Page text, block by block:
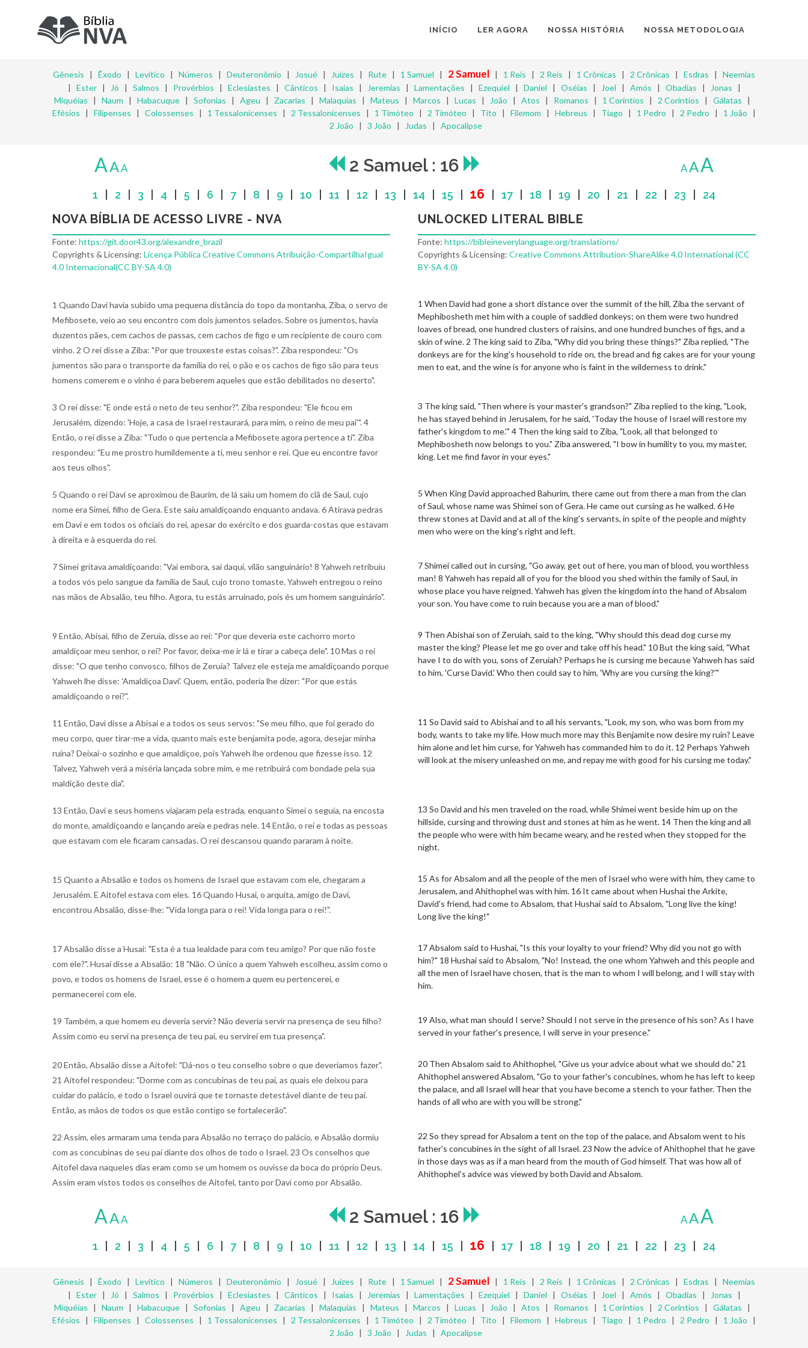
INÍCIO LER AGORA NOSSA HISTÓRIA NOSSA METODOLOGIA
Gênesis | Êxodo | Levítico | Números | Deuteronômio | Josué | Juízes | Rute | 1 Samuel | 2 Samuel | 1 Reis | 2 Reis | 1 Crônicas | 2 Crônicas | Esdras | Neemias
| Ester| Jó | Salmos | Provérbios | Eclesiastes | Cânticos | Isaías | Jeremias | Lamentações | Ezequiel | Daniel | Oséias | Joel | Amós | Obadias | Jonas |
Miquéias | Naum | Habacuque | Sofonias | Ageu | Zacarias | Malaquias | Mateus | Marcos | Lucas | João | Atos | Romanos | 1 Coríntios | 2 Coríntios | Gálatas |
Efésios | Filipenses | Colossenses | 1 Tessalonicenses | 2 Tessalonicenses | 1 Timóteo | 2 Timóteo | Tito | Filemom | Hebreus | Tiago | 1 Pedro | 2 Pedro | 1 João |
2 João | 3 João | Judas | Apocalipse
AAA 2 Samuel : 16 AAA
1 2 3 4 5 6 7| 8 9 10 11 12 13 14 15 16 17| 18 19 20 21 22 23 24
NOVA BÍBLIA DE ACESSO LIVRE - NVA
Fonte: https://git.door43.org/alexandre_brazil
Copyrights & Licensing: Licença Pública Creative Commons Atribuição-CompartilhaIgual
4.0 Internacional(CC BY-SA 4.0)
UNLOCKED LITERAL BIBLE
Fonte:https://bibleineverylanguage.org/translations/
Copyrights & Licensing:Creative Commons Attribution-ShareAlike 4.0 International (CC
BY-SA 4.0)
1 Quando Davi havia subido uma pequena distância do topo da montanha, Ziba, o servo de
Mefibosete, veio ao seu encontro com dois jumentos selados. Sobre os jumentos, havia
duzentos pães, cem cachos de passas, cem cachos de figo e um recipiente de couro com
vinho. 2 O rei disse a Ziba: "Por que trouxeste estas coisas?". Ziba respondeu: "Os
jumentos são para o transporte da família do rei, o pão e os cachos de figo são para teus
homens comerem e o vinho é para beberem aqueles que estão debilitados no deserto".
1 When David had gone a short distance over the summit of the hill, Ziba the servant of
Mephibosheth met him with a couple of saddled donkeys; on them were two hundred
loaves of bread, one hundred clusters of raisins, and one hundred bunches of figs, and a
skin of wine. 2 The king said to Ziba, "Why did you bring these things?" Ziba replied, "The
donkeys are for the king's household to ride on, the bread and fig cakes are for your young
men to eat, and the wine is for anyone who is faint in the wilderness to drink."
3 O rei disse: "E onde está o neto de teu senhor?". Ziba respondeu: "Ele ficou em
Jerusalém, dizendo: 'Hoje, a casa de Israel restaurará, para mim, o reino de meu pai'". 4
Então, o rei disse a Ziba: "Tudo o que pertencia a Mefibosete agora pertence a ti". Ziba
respondeu: "Eu me prostro humildemente a ti, meu senhor e rei. Que eu encontre favor
aos teus olhos".
3 The king said, "Then where is your master's grandson?" Ziba replied to the king, "Look,
he has stayed behind in Jerusalem, for he said, 'Today the house of Israel will restore my
father's kingdom to me.'" 4 Then the king said to Ziba, "Look, all that belonged to
Mephibosheth now belongs to you." Ziba answered, "I bow in humility to you, my master,
king. Let me find favor in your eyes."
5 Quando o rei Davi se aproximou de Baurim, de lá saiu um homem do clã de Saul, cujo
nome era Simei, filho de Gera. Este saiu amaldiçoando enquanto andava. 6 Atirava pedras
em Davi e em todos os oficiais do rei, apesar do exército e dos guarda-costas que estavam
à direita e à esquerda do rei.
5 When King David approached Bahurim, there came out from there a man from the clan
of Saul, whose name was Shimei son of Gera. He came out cursing as he walked. 6 He
threw stones at David and at all of the king's servants, in spite of the people and mighty
men who were on the king's right and left.
7 Simei gritava amaldiçoando: "Vai embora, sai daqui, vilão sanguinário! 8 Yahweh retribuiu
a todos vós pelo sangue da família de Saul, cujo trono tomaste. Yahweh entregou o reino
nas mãos de Absalão, teu filho. Agora, tu estás arruinado, pois és um homem sanguinário".
7 Shimei called out in cursing, "Go away, get out of here, you man of blood, you worthless
man! 8 Yahweh has repaid all of you for the blood you shed within the family of Saul, in
whose place you have reigned. Yahweh has given the kingdom into the hand of Absalom
your son. You have come to ruin because you are a man of blood."
9 Então, Abisai, filho de Zeruia, disse ao rei: "Por que deveria este cachorro morto
amaldiçoar meu senhor, o rei? Por favor, deixa-me ir lá e tirar a cabeça dele". 10 Mas o rei
disse: "O que tenho convosco, filhos de Zeruia? Talvez ele esteja me amaldiçoando porque
Yahweh lhe disse: 'Amaldiçoa Davi'. Quem, então, poderia lhe dizer: "Por que estás
amaldiçoando o rei?".
9 Then Abishai son of Zeruiah, said to the king, "Why should this dead dog curse my
master the king? Please let me go over and take off his head." 10 But the king said, "What
have I to do with you, sons of Zeruiah? Perhaps he is cursing me because Yahweh has said
to him, 'Curse David.' Who then could say to him, 'Why are you cursing the king?'"
11 Então, Davi disse a Abisai e a todos os seus servos: "Se meu filho, que foi gerado do
meu corpo, quer tirar-me a vida, quanto mais este benjamita pode, agora, desejar minha
ruína? Deixai-o sozinho e que amaldiçoe, pois Yahweh lhe ordenou que fizesse isso. 12
Talvez, Yahweh verá a miséria lançada sobre mim, e me retribuirá com bondade pela sua
maldição deste dia".
11 So David said to Abishai and to all his servants, "Look, my son, who was born from my
body, wants to take my life. How much more may this Benjamite now desire my ruin? Leave
him alone and let him curse, for Yahweh has commanded him to do it. 12 Perhaps Yahweh
will look at the misery unleashed on me, and repay me with good for his cursing me today."
13 Então, Davi e seus homens viajaram pela estrada, enquanto Simei o seguia, na encosta
do monte, amaldiçoando e lançando areia e pedras nele. 14 Então, o rei e todas as pessoas
que estavam com ele ficaram cansadas. O rei descansou quando pararam à noite.
13 So David and his men traveled on the road, while Shimei went beside him up on the
hillside, cursing and throwing dust and stones at him as he went. 14 Then the king and all
the people who were with him became weary, and he rested when they stopped for the
night.
15 Quanto a Absalão e todos os homens de Israel que estavam com ele, chegaram a
Jerusalém. E Aitofel estava com eles. 16 Quando Husai, o arquita, amigo de Davi,
encontrou Absalão, disse-lhe: "Vida longa para o rei! Vida longa para o rei!".
15 As for Absalom and all the people of the men of Israel who were with him, they came to
Jerusalem, and Ahithophel was with him. 16 It came about when Hushai the Arkite,
David's friend, had come to Absalom, that Hushai said to Absalom, "Long live the king!
Long live the king!"
17 Absalão disse a Husai: "Esta é a tua lealdade para com teu amigo? Por que não foste
com ele?". Husai disse a Absalão: 18 "Não. O único a quem Yahweh escolheu, assim como o
povo, e todos os homens de Israel, esse é o homem a quem eu pertencerei, e
permanecerei com ele.
17 Absalom said to Hushai, "Is this your loyalty to your friend? Why did you not go with
him?" 18 Hushai said to Absalom, "No! Instead, the one whom Yahweh and this people and
all the men of Israel have chosen, that is the man to whom I will belong, and I will stay with
him.
19 Também, a que homem eu deveria servir? Não deveria servir na presença de seu filho?
Assim como eu servi na presença de teu pai, eu servirei em tua presença".
19 Also, what man should I serve? Should I not serve in the presence of his son? As I have
served in your father's presence, I will serve in your presence."
20 Então, Absalão disse a Aitofel: "Dá-nos o teu conselho sobre o que deveríamos fazer".
21 Aitofel respondeu: "Dorme com as concubinas de teu pai, as quais ele deixou para
cuidar do palácio, e todo o Israel ouvirá que te tornaste detestável diante de teu pai.
Então, as mãos de todos os que estão contigo se fortalecerão".
20 Then Absalom said to Ahithophel, "Give us your advice about what we should do." 21
Ahithophel answered Absalom, "Go to your father's concubines, whom he has left to keep
the palace, and all Israel will hear that you have become a stench to your father. Then the
hands of all who are with you will be strong."
22 Assim, eles armaram uma tenda para Absalão no terraço do palácio, e Absalão dormiu
com as concubinas de seu pai diante dos olhos de todo o Israel. 23 Os conselhos que
Aitofel dava naqueles dias eram como se um homem os ouvisse da boca do próprio Deus.
Assim eram vistos todos os conselhos de Aitofel, tanto por Davi como por Absalão.
22 So they spread for Absalom a tent on the top of the palace, and Absalom went to his
father's concubines in the sight of all Israel. 23 Now the advice of Ahithophel that he gave
in those days was as if a man heard from the mouth of God himself. That was how all of
Ahithophel's advice was viewed by both David and Absalom.
AAA 2 Samuel : 16 AAA
1 2 3 4 5 6 7| 8 9 10 11 12 13 14 15 16 17| 18 19 20 21 22 23 24
Gênesis | Êxodo | Levítico | Números | Deuteronômio | Josué | Juízes | Rute | 1 Samuel | 2 Samuel | 1 Reis | 2 Reis | 1 Crônicas | 2 Crônicas | Esdras | Neemias
| Ester| Jó | Salmos | Provérbios | Eclesiastes | Cânticos | Isaías | Jeremias | Lamentações | Ezequiel | Daniel | Oséias | Joel | Amós | Obadias | Jonas |
Miquéias | Naum | Habacuque | Sofonias | Ageu | Zacarias | Malaquias | Mateus | Marcos | Lucas | João | Atos | Romanos | 1 Coríntios | 2 Coríntios | Gálatas |
Efésios | Filipenses | Colossenses | 1 Tessalonicenses | 2 Tessalonicenses | 1 Timóteo | 2 Timóteo | Tito | Filemom | Hebreus | Tiago | 1 Pedro | 2 Pedro | 1 João |
2 João | 3 João | Judas | Apocalipse